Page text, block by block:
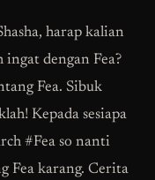
harap kalian
ingat dengan Fea?
Fea. Sibuk
Kepada sesiapa
#Fea so nanti
Fea karang. Cerita